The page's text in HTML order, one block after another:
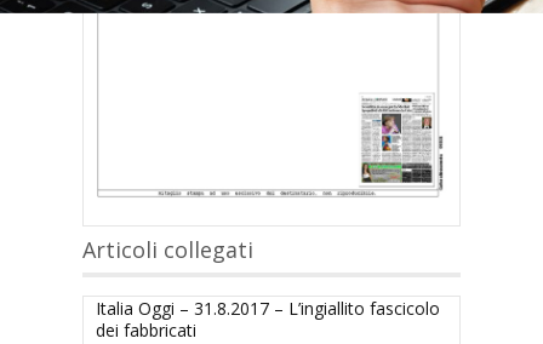
Articoli collegati
Italia Oggi – 31.8.2017 – L’ingiallito fascicolo
dei fabbricati